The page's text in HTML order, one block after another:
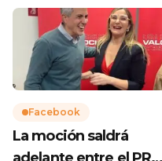
Facebook
La moción saldrá